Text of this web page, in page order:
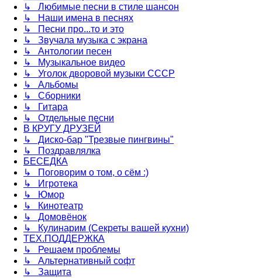
↳ Любимые песни в стиле шансон
↳ Наши имена в песнях
↳ Песни про...то и это
↳ Звучала музыка с экрана
↳ Антологии песен
↳ Музыкальное видео
↳ Уголок дворовой музыки СССР
↳ Альбомы
↳ Сборники
↳ Гитара
↳ Отдельные песни
В КРУГУ ДРУЗЕЙ
↳ Диско-бар "Трезвые пингвины"
↳ Поздравлялка
БЕСЕДКА
↳ Поговорим о том, о сём :)
↳ Игротека
↳ Юмор
↳ Кинотеатр
↳ Домовёнок
↳ Кулинарим (Секреты вашей кухни)
ТЕХ.ПОДДЕРЖКА
↳ Решаем проблемы
↳ Альтернативный софт
↳ Защита